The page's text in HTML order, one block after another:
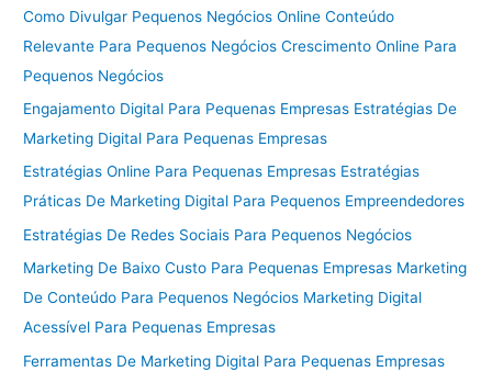
Como Divulgar Pequenos Negócios Online Conteúdo
Relevante Para Pequenos Negócios Crescimento Online Para
Pequenos Negócios
Engajamento Digital Para Pequenas Empresas Estratégias De
Marketing Digital Para Pequenas Empresas
Estratégias Online Para Pequenas Empresas Estratégias
Práticas De Marketing Digital Para Pequenos Empreendedores
Estratégias De Redes Sociais Para Pequenos Negócios
Marketing De Baixo Custo Para Pequenas Empresas Marketing
De Conteúdo Para Pequenos Negócios Marketing Digital
Acessível Para Pequenas Empresas
Ferramentas De Marketing Digital Para Pequenas Empresas